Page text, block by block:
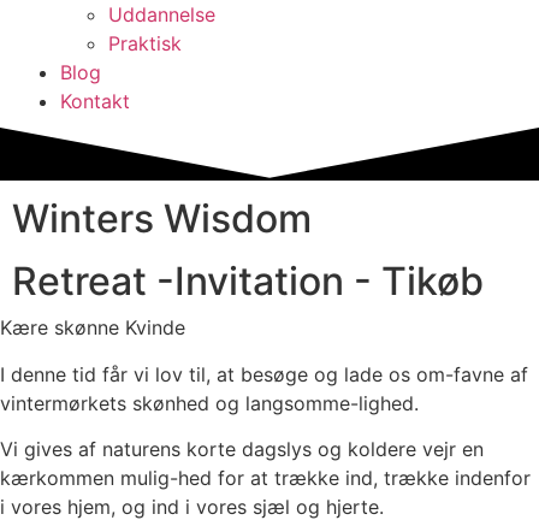
Uddannelse
Praktisk
Blog
Kontakt
Winters Wisdom​
Retreat -Invitation​ - Tikøb
Kære skønne Kvinde
I denne tid får vi lov til, at besøge og lade os om-favne af
vintermørkets skønhed og langsomme-lighed.
Vi gives af naturens korte dagslys og koldere vejr en
kærkommen mulig-hed for at trække ind, trække indenfor
i vores hjem, og ind i vores sjæl og hjerte.